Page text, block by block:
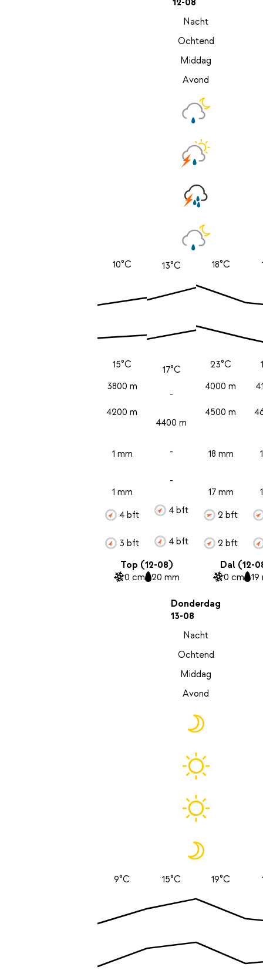
12-08
Nacht
Ochtend
Middag
Avond
10°C
15°C
3800 m
4200 m
1 mm
1 mm
4 bft
3 bft
13°C
17°C
-
4400 m
-
-
4 bft
4 bft
18°C
23°C
4000 m
4500 m
18 mm
17 mm
2 bft
2 bft
Top (12-08)
0 cm 20 mm
Dal (12-
0 cm 19
Donderdag
13-08
Nacht
Ochtend
Middag
Avond
9°C 15°C 19°C